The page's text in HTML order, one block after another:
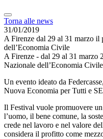
Torna alle news
31/01/2019
A Firenze dal 29 al 31 marzo il
dell’Economia Civile
A Firenze - dal 29 al 31 marzo
Nazionale dell’Economia
Un evento ideato da
Nuova Economia per Tutti e
Il Festival vuole promuovere
l’uomo, il bene comune, la
crede nel lavoro e nel valore
considera il profitto come